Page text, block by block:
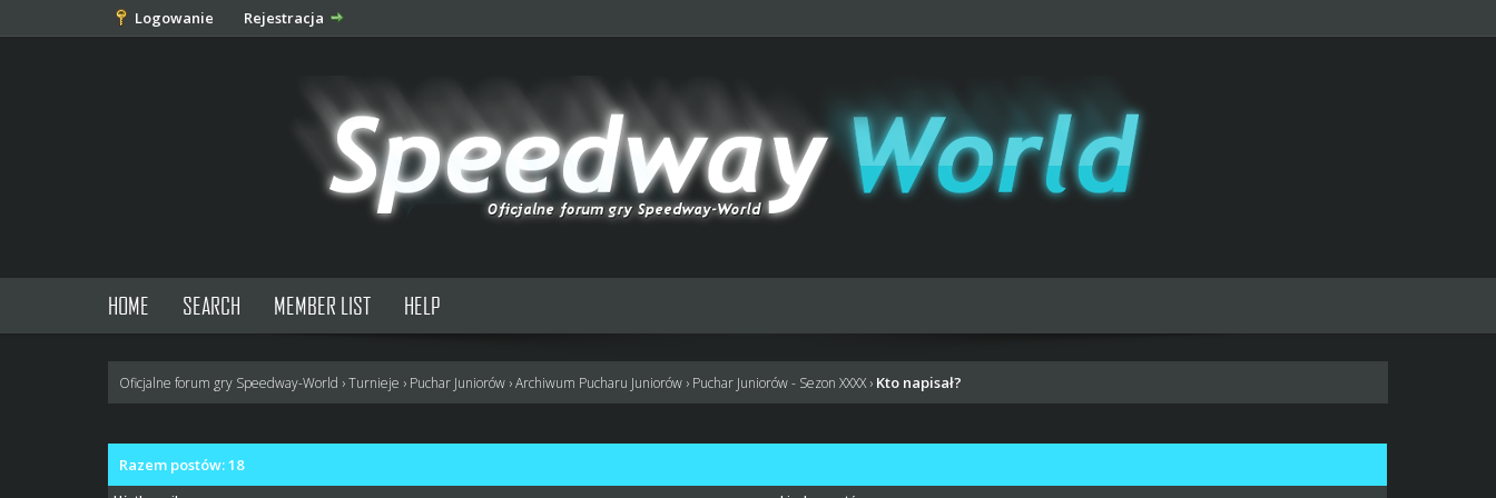
Logowanie Rejestracja
HOME SEARCH MEMBER LIST HELP
Oficjalne forum gry Speedway-World ›Turnieje › Puchar Juniorów ›Archiwum Pucharu Juniorów › Puchar Juniorów - Sezon XXXX › Kto napisał?
Razem postów: 18